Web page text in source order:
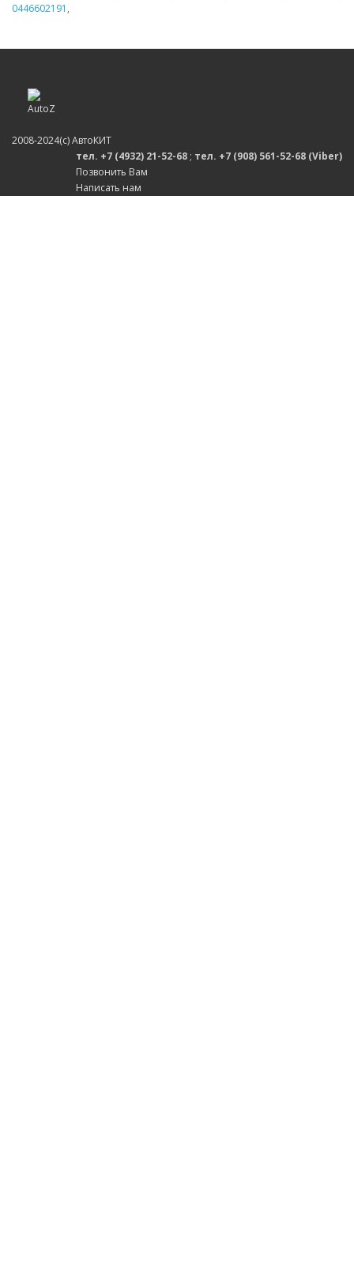
0446602191 ,
2008-2024(c) АвтоКИТ
тел. +7 (4932) 21-52-68 ; тел. +7 (908) 561-52-68 (Viber)
Позвонить Вам
Написать нам